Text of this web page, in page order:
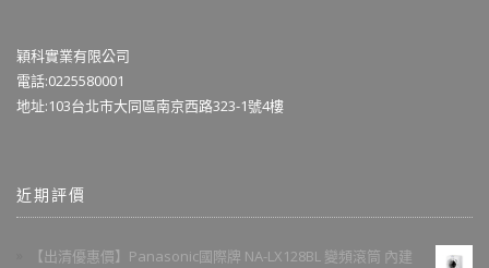
穎科實業有限公司
電話:0225580001
地址:103台北市大同區南京西路323-1號4樓
近期評價
【出清優惠價】Panasonic國際牌 NA-LX128BL 變頻滾筒 內建